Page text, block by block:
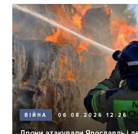
ВІЙНА 06.08.2026 12:26